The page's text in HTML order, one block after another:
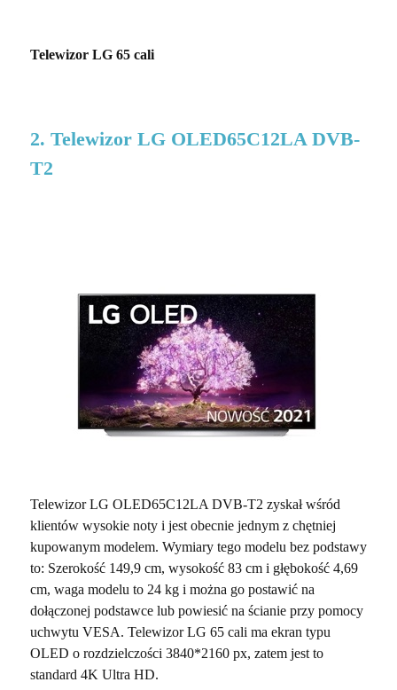
Telewizor LG 65 cali
2. Telewizor LG OLED65C12LA DVB-
T2
Telewizor LG OLED65C12LA DVB-T2 zyskał wśród
klientów wysokie noty i jest obecnie jednym z chętniej
kupowanym modelem. Wymiary tego modelu bez podstawy
to: Szerokość 149,9 cm, wysokość 83 cm i głębokość 4,69
cm, waga modelu to 24 kg i można go postawić na
dołączonej podstawce lub powiesić na ścianie przy pomocy
uchwytu VESA. Telewizor LG 65 cali ma ekran typu
OLED o rozdzielczości 3840*2160 px, zatem jest to
standard 4K Ultra HD.